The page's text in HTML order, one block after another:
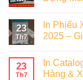
23
Th7
In Phiếu
2025 –
23
Th7
In
Hàng &